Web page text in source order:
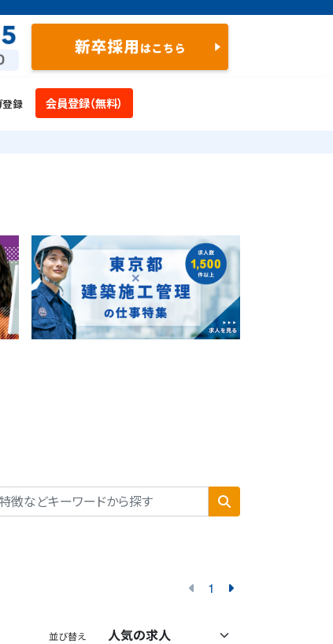
登録 会員登録（無料）
1
並び替え